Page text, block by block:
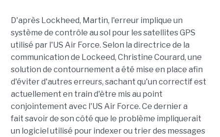
D'après Lockheed, Martin, l'erreur implique un
système de contrôle au sol pour les satellites GPS
utilisé par l'US Air Force. Selon la directrice de la
communication de Lockeed, Christine Courard, une
solution de contournement a été mise en place afin
d'éviter d'autres erreurs, sachant qu'un correctif est
actuellement en train d'être mis au point
conjointement avec l'US Air Force. Ce dernier a
fait savoir de son côté que le problème impliquerait
un logiciel utilisé pour indexer ou trier des messages